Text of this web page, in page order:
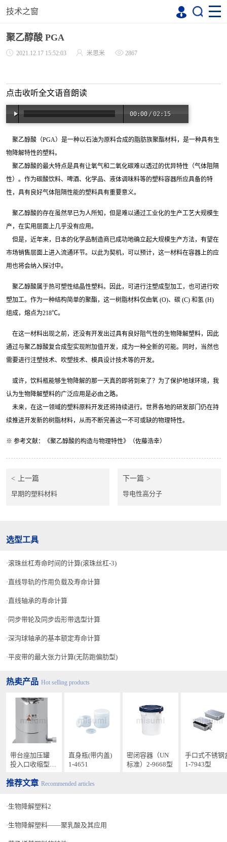
技术之窗
聚乙醇酸 PGA
2021.12.17 15:52:03 米思米 2867
点击收听全文语音朗读
00:00 /02:15
聚乙醇酸（PGA）是一种以石油为原料合成的脂肪族聚酯材料，是一种具有生
物降解特性的塑料。
聚乙醇酸的最大特点是具有让氧气和二氧化碳难以透过的优异特性（气体阻隔
性）。作为碳酸饮料、啤酒、化学品、液体调味料等的塑料容器所应具备的特
性，具有良好气体阻隔性能的塑料具有重要意义。
聚乙醇酸的存在虽然早已为人所知，但是难以通过工业化的生产工艺大规模生
产，在实用层面上几乎没有应用。
但是，近年来，日本的化学品制造商已成功地确立起大规模生产方法，有望在
市场销售层面上进入流通环节。以此为契机，可以预计，这一材料在容器上的应
用也将会纳入探讨中。
聚乙醇酸属于热可塑性结晶性塑料。因此，可进行注塑成型加工，也可进行吹
塑加工。作为一种结构简单的聚酯，这一树脂材料仅由氧 (O)、碳 (C) 和氢 (H)
组成，熔点为218℃。
在这一材料出现之前，还没有开发出过具有良好阻气性的生物降解塑料，因此
通过与聚乙醇酸复合成型实现附加值开发，成为一种全新的可能。同时，当然也
需要进行注塑技术、吹塑技术、模具设计技术等的开发。
或许，饮料瓶能够生物降解的那一天真的即将到来了？为了保护地球环境，我
认为生物降解塑料的广泛应用是必由之路。
未来，在这一领域的塑料原料开发还将持续进行。世界各地的研发部门仍在持
续推进开发新的树脂材料，从而不断完善这一不可或缺的物理特性。
※ 参考文献：《聚乙醇酸的构造与物理特性》（佐藤浩幸）
上一篇
早期的塑料材料
下一篇
导电性高分子
选型工具
滚珠丝杠寿命时间的计算(滚珠丝杠-3)
直线导轨的作用负载及寿命计算
直线轴承的寿命计算
同步带轮及同步齿形带选型计算
深沟球轴承的基本额定寿命计算
平皮带的最大张力计算(无防跑偏肋型)
热卖产品 Hot selling products
带台座加压罐
投入口收缩型
择型
直身瓶(带内盖)
1-4651
密闭容器（UN
标准）2-9668型
手口式不锈钢
1-7943型
推荐文章 Recommended articles
生物降解塑料2
生物降解塑料——聚乳酸及其应用